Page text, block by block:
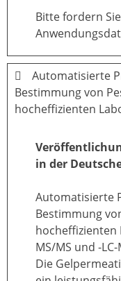
Bitte fordern
Automatisierte
Bestimmung von
hocheffizienten
in der
Automatisierte
Bestimmung
hocheffizienten
MS/MS und -
Die